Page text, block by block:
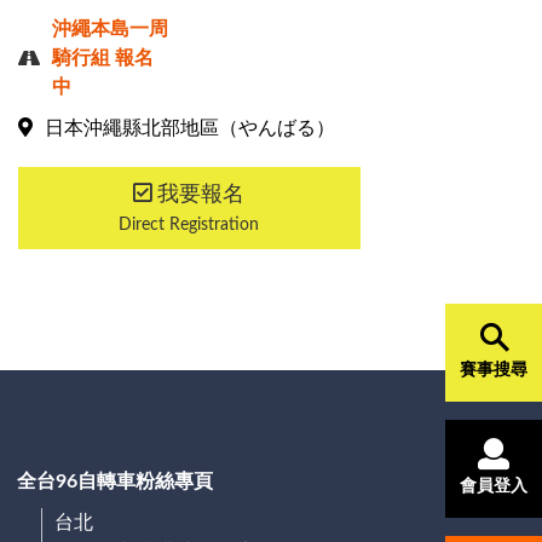
沖繩本島一周
騎行組 報名
中
日本沖繩縣北部地區（やんばる）
我要報名
Direct Registration
全台96自轉車粉絲專頁
台北
賽事搜尋
會員登入
Close